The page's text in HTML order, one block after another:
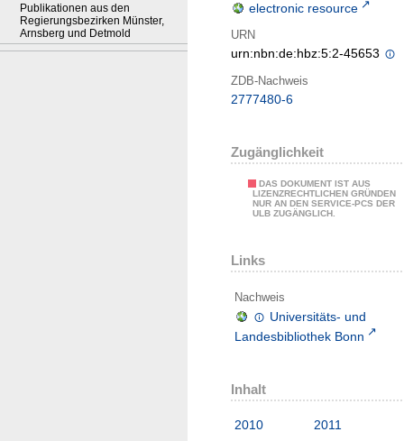
Publikationen aus den
Regierungsbezirken Münster,
Arnsberg und Detmold
electronic resource
URN
urn:nbn:de:hbz:5:2-45653
ZDB-Nachweis
2777480-6
Zugänglichkeit
DAS DOKUMENT IST AUS
LIZENZRECHTLICHEN GRÜNDEN
NUR AN DEN SERVICE-PCS DER
ULB ZUGÄNGLICH.
Links
Nachweis
Universitäts- und
Landesbibliothek Bonn
Inhalt
2010
2011